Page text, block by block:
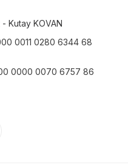
Kutay KOVAN
0011 0280 6344 68
0000 0070 6757 86